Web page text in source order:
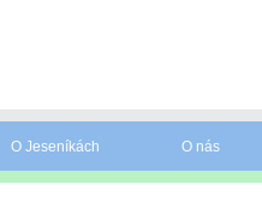
O Jeseníkách O nás